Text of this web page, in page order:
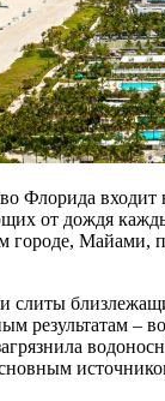
Флорида входит
от дождя
городе, Майами,
слиты
результатам –